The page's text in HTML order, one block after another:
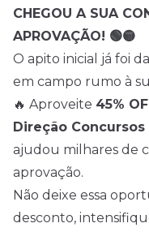
CHEGOU A SUA
APROVAÇÃO! 🟢🟡
O apito inicial já foi
em campo rumo à
🔥 Aproveite 45%
Direção Concursos
ajudou milhares de
aprovação.
Não deixe essa
desconto,